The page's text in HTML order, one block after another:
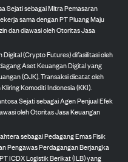
Sejati sebagai Mitra Pemasaran
sama dengan PT Pluang Maju
dan diawasi oleh Otoritas Jasa
(Crypto Futures) difasilitasi oleh
Aset Keuangan Digital yang
(OJK). Transaksi dicatat oleh
Komoditi Indonesia (KKI).
Sejati sebagai Agen Penjual Efek
oleh Otoritas Jasa Keuangan
sebagai Pedagang Emas Fisik
Pengawas Perdagangan Berjangka
ICDX Logistik Berikat (ILB) yang